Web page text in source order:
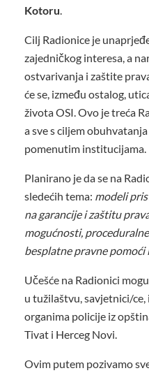
Kotoru.
Cilj Radionice je
zajedničkog interesa, a
ostvarivanja i zaštite
će se, između ostalog,
života OSI. Ovo je treća
a sve s ciljem
pomenutim institucijama.
Planirano je da se na
sledećih tema: modeli
na garancije i zaštitu
mogućnosti,
besplatne pravne pomoći
Učešće na Radionici
u tužilaštvu, savjetnici/
organima policije iz
Tivat i Herceg Novi.
Ovim putem pozivamo